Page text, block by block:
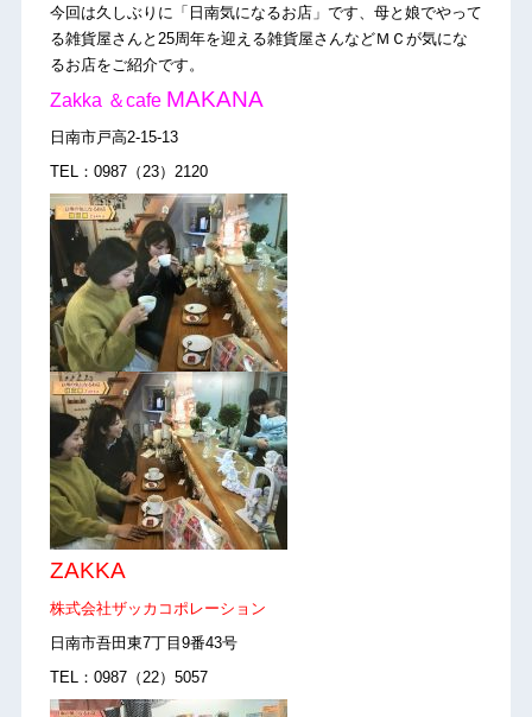
今回は久しぶりに「日南気になるお店」です、母と娘でやって
る雑貨屋さんと25周年を迎える雑貨屋さんなどＭＣが気にな
るお店をご紹介です。
Zakka ＆cafe MAKANA
日南市戸高2-15-13
TEL：0987（23）2120
ZAKKA
株式会社ザッカコポレーション
日南市吾田東7丁目9番43号
TEL：0987（22）5057